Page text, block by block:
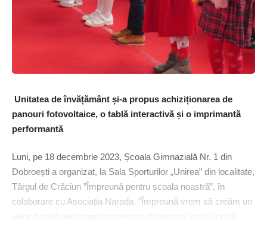
Unitatea de învățământ și-a propus achiziționarea de
panouri fotovoltaice, o tablă interactivă și o imprimantă
performantă
Luni, pe 18 decembrie 2023, Școala Gimnazială Nr. 1 din
Dobroești a organizat, la Sala Sporturilor „Unirea” din localitate,
Târgul de Crăciun ”Împreună pentru școala noastră”, în
colaborare cu Asociația Narada. ”Împreună vrem să creăm un